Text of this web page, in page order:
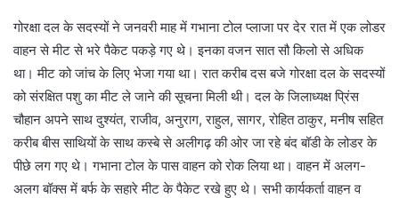
गोरक्षा दल के सदस्यों ने जनवरी माह में गभाना टोल प्लाजा पर देर रात में एक लोडर
वाहन से मीट से भरे पैकेट पकड़े गए थे। इनका वजन सात सौ किलो से अधिक
था। मीट को जांच के लिए भेजा गया था। रात करीब दस बजे गोरक्षा दल के सदस्यों
को संरक्षित पशु का मीट ले जाने की सूचना मिली थी। दल के जिलाध्यक्ष प्रिंस
चौहान अपने साथ दुश्यंत, राजीव, अनुराग, राहुल, सागर, रोहित ठाकुर, मनीष सहित
करीब बीस साथियों के साथ कस्बे से अलीगढ़ की ओर जा रहे बंद बॉडी के लोडर के
पीछे लग गए थे। गभाना टोल के पास वाहन को रोक लिया था। वाहन में अलग-
अलग बॉक्स में बर्फ के सहारे मीट के पैकेट रखे हुए थे। सभी कार्यकर्ता वाहन व